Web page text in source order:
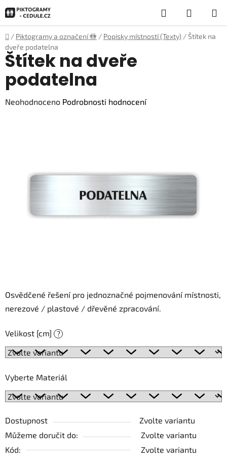
na
obsah
Hledat
KOŠÍK
Domů
/ Piktogramy a označení 🚻 / Popisky místností (Texty) /Štítek na
dveře podatelna
Osvědčené řešení pro jednoznačné pojmenování místnosti,
nerezové / plastové / dřevěné zpracování.
Velikost [cm] ?
Vyberte Materiál
Dostupnost
Zvolte variantu
Můžeme doručit do:
Zvolte variantu
Kód:
Zvolte variantu
Štítek na dveře
podatelna
Průměrné
Neohodnoceno Podrobnosti hodnocení